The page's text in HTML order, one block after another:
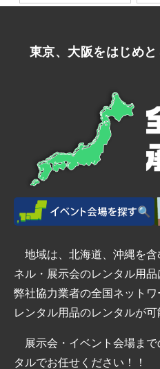
東京、大阪をはじめと
地域は、北海道、沖縄を
ネル・展示会のレンタル用品
弊社協力業者の全国ネット
レンタル用品のレンタルが可
展示会・イベント会場ま
タルでお任せください！！